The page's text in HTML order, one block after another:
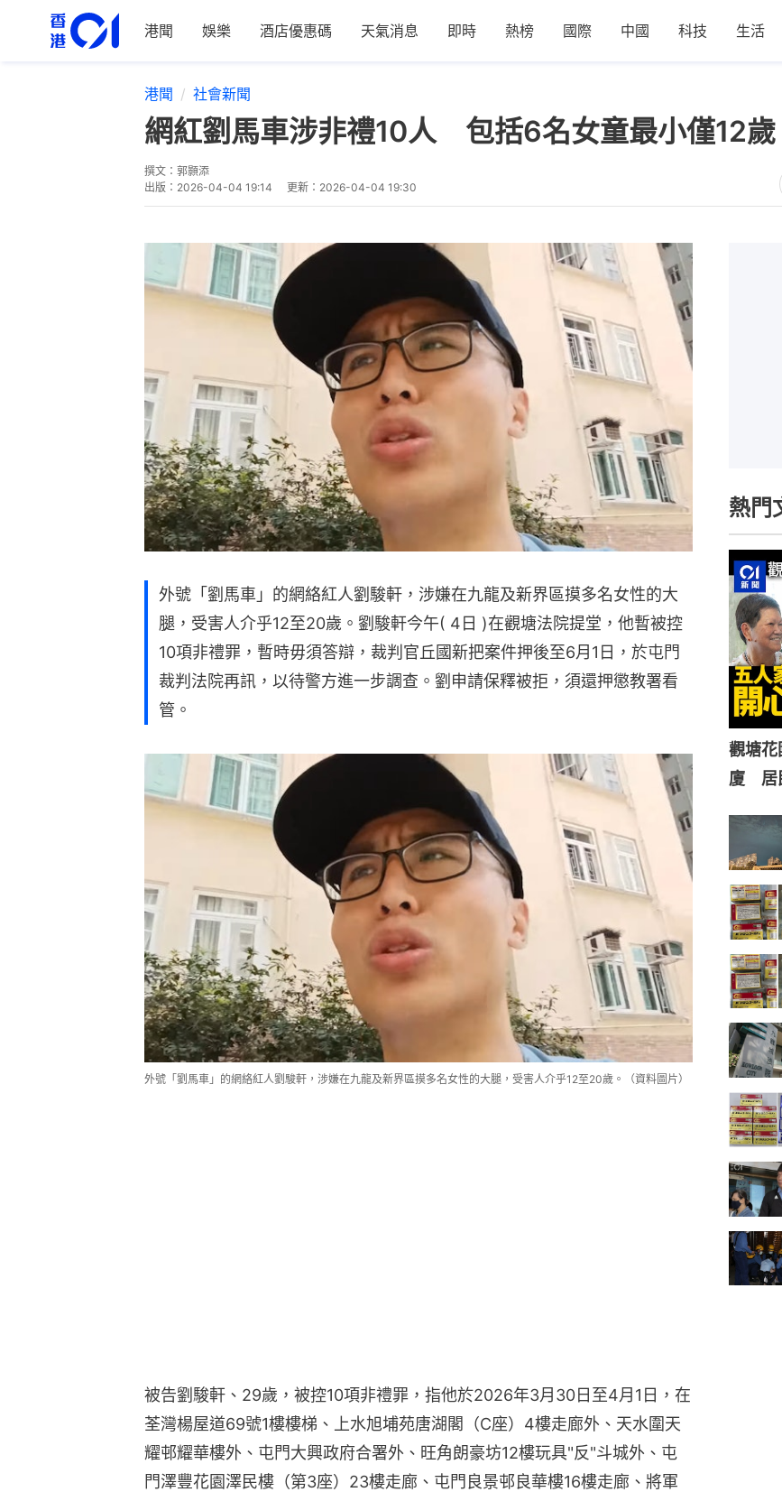
港聞 娛樂 酒店優惠碼 天氣消息 即時 熱榜 國際 中國 科技 生活
港聞 社會新聞
網紅劉馬車涉非禮10人 包括6名女童最小僅12
撰文： 郭顥添
出版： 2026-04-04 19:14 更新： 2026-04-04 19:30
外號「劉馬車」的網絡紅人劉駿軒，涉嫌在九龍及新界區摸多名女性的大
腿，受害人介乎12至20歲。劉駿軒今午( 4日 )在觀塘法院提堂，他暫被控
10項非禮罪，暫時毋須答辯，裁判官丘國新把案件押後至6月1日，於屯門
裁判法院再訊，以待警方進一步調查。劉申請保釋被拒，須還押懲教署看
管。
外號「劉馬車」的網絡紅人劉駿軒，涉嫌在九龍及新界區摸多名女性的大腿，受害人介乎12至20歲。（資料圖片）
被告劉駿軒、29歲，被控10項非禮罪，指他於2026年3月30日至4月1日，在
荃灣楊屋道69號1樓樓梯、上水旭埔苑唐湖閣（C座）4樓走廊外、天水圍天
耀邨耀華樓外、屯門大興政府合署外、旺角朗豪坊12樓玩具"反"斗城外、屯
門澤豐花園澤民樓（第3座）23樓走廊、屯門良景邨良華樓16樓走廊、將軍
熱門
觀塘
廈 居